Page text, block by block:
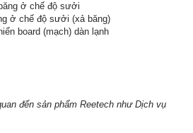
ở chế độ sưởi
ở chế độ sưởi (xả băng)
board (mạch) dàn lạnh
đến sản phẩm Reetech như Dịch vụ